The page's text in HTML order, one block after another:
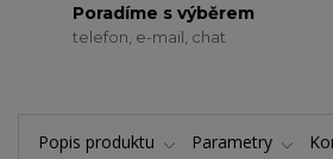
Poradíme s výběrem
telefon, e-mail, chat
Popis produktu Parametry